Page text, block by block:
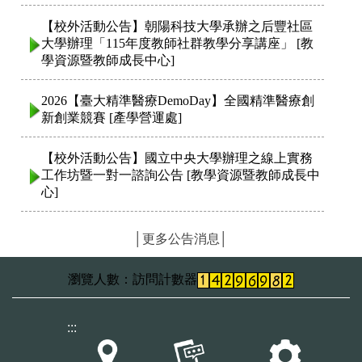
│更多公告消息│
訪問計數器
:::